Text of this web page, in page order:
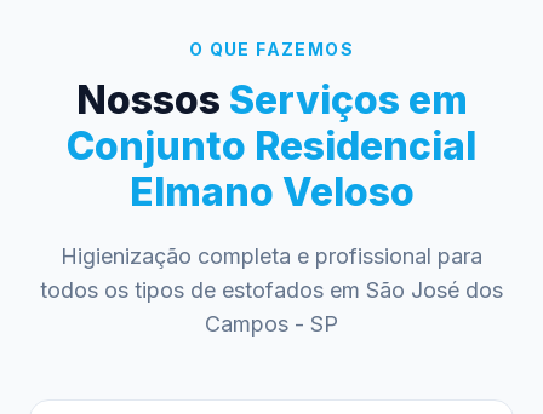
O QUE FAZEMOS
Nossos Serviços em
Conjunto Residencial
Elmano Veloso
Higienização completa e profissional para
todos os tipos de estofados em São José dos
Campos - SP